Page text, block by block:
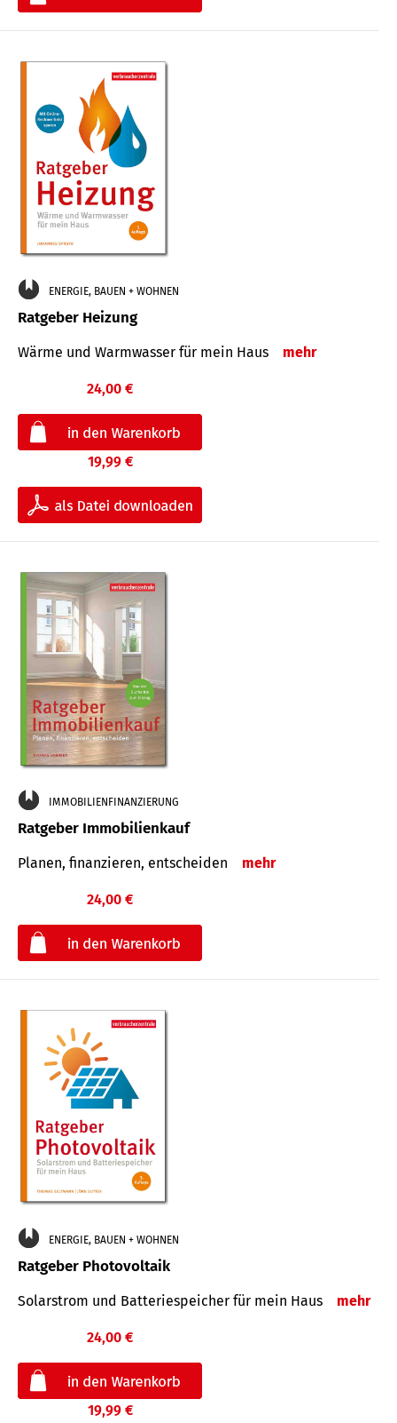
ENERGIE, BAUEN + WOHNEN
Ratgeber Heizung
Wärme und Warmwasser für mein Haus mehr
24,00 €
19,99 €
IMMOBILIENFINANZIERUNG
Ratgeber Immobilienkauf
Planen, finanzieren, entscheiden mehr
24,00 €
ENERGIE, BAUEN + WOHNEN
Ratgeber Photovoltaik
Solarstrom und Batteriespeicher für mein Haus mehr
24,00 €
19,99 €